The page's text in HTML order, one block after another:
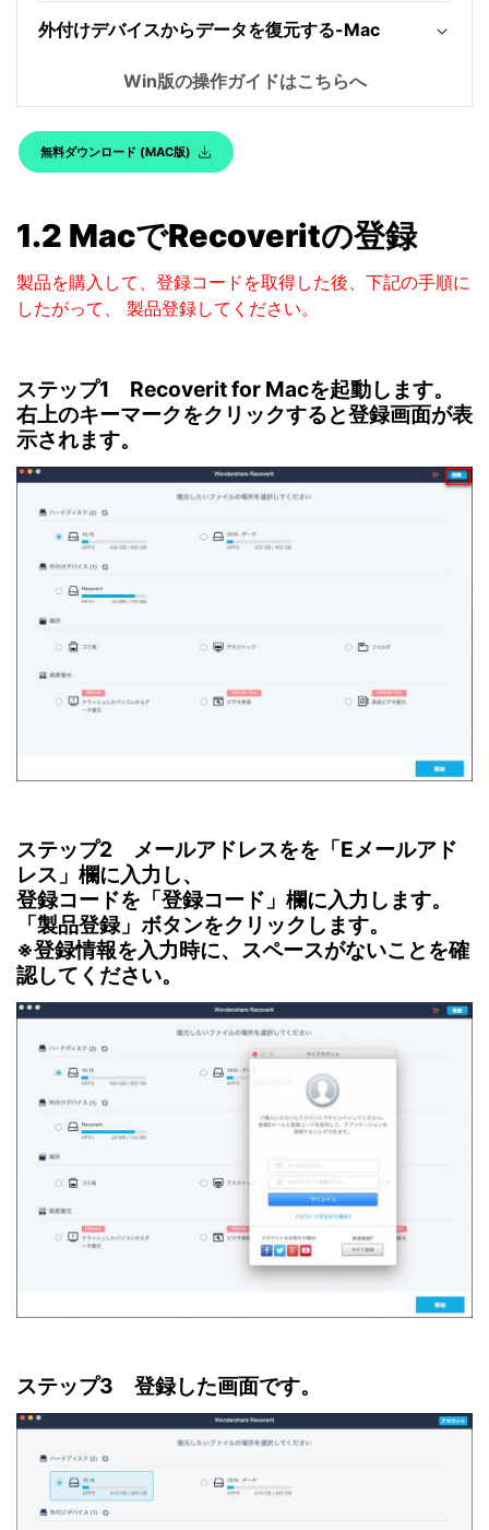
外付けデバイスからデータを復元する-Mac
Win版の操作ガイドはこちらへ
無料ダウンロード (MAC版)
1.2 MacでRecoveritの登録
製品を購入して、登録コードを取得した後、下記の手順に
したがって、 製品登録してください。
ステップ1 Recoverit for Macを起動します。
右上のキーマークをクリックすると登録画面が表
示されます。
ステップ2 メールアドレスをを「Eメールアド
レス」欄に入力し、
登録コードを「登録コード」欄に入力します。
「製品登録」ボタンをクリックします。
※登録情報を入力時に、スペースがないことを確
認してください。
ステップ3 登録した画面です。